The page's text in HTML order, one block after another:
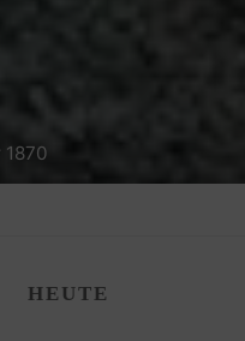
1870
HEUTE